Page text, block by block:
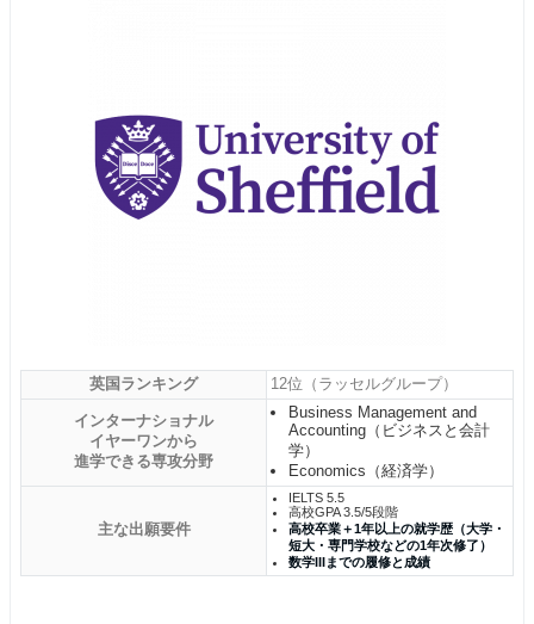
英国ランキング 12位（ラッセルグループ）
インターナショナル
イヤーワンから
進学できる専攻分野
Business Management and
Accounting（ビジネスと会計
学）
Economics（経済学）
主な出願要件
IELTS 5.5
高校GPA 3.5/5段階
高校卒業＋1年以上の就学歴（大学・
短大・専門学校などの1年次修了）
数学IIIまでの履修と成績